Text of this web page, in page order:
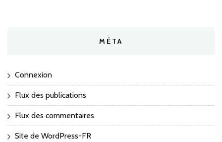
MÉTA
Connexion
Flux des publications
Flux des commentaires
Site de WordPress-FR